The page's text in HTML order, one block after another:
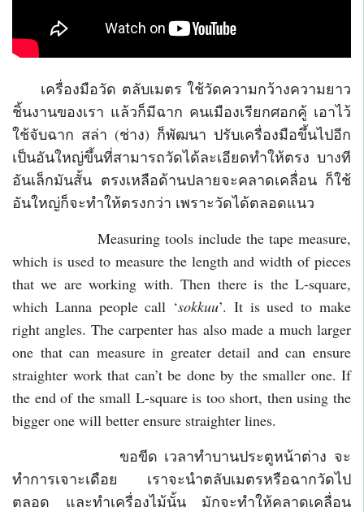
เครื่องมือวัด ตลับเมตร ใช้วัดความกว้างความยาว
ชิ้นงานของเรา แล้วก็มีฉาก คนเมืองเรียกศอกคู้ เอาไว้
ใช้จับฉาก สล่า (ช่าง) ก็พัฒนา ปรับเครื่องมือขึ้นไปอีก
เป็นอันใหญ่ขึ้นที่สามารถวัดได้ละเอียดทำให้ตรง บางที
อันเล็กมันสั้น ตรงเหลือด้านปลายจะคลาดเคลื่อน ก็ใช้
อันใหญ่ก็จะทำให้ตรงกว่า เพราะวัดได้ตลอดแนว
Measuring tools include the tape measure,
which is used to measure the length and width of pieces
that we are working with. Then there is the L-square,
which Lanna people call ‘sokkuu’. It is used to make
right angles. The carpenter has also made a much larger
one that can measure in greater detail and can ensure
straighter work that can’t be done by the smaller one. If
the end of the small L-square is too short, then using the
bigger one will better ensure straighter lines.
ขอขีด เวลาทำบานประตูหน้าต่าง จะ
ทำการเจาะเดือย เราจะนำตลับเมตรหรือฉากวัดไป
ตลอด และทำเครื่องไม้นั้น มักจะทำให้คลาดเคลื่อน